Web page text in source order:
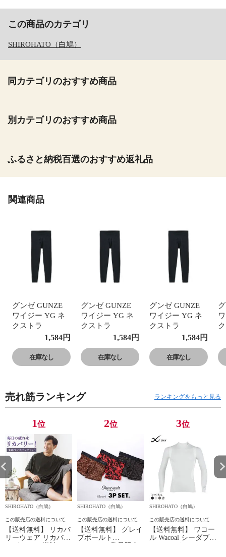
この商品のカテゴリ
SHIROHATO（白鳩）
同カテゴリのおすすめ商品
別カテゴリのおすすめ商品
ふるさと納税百選のおすすめ返礼品
関連商品
グンゼ GUNZE
ワイジー YG ネ
クストラ
イツ メンズ 発熱
綿 前開き 抗菌ブ
1,584円
在庫なし
グンゼ GUNZE
ワイジー YG ネ
クストラ
イツ メンズ 発熱
綿 前開き 抗菌ブ
1,584円
在庫なし
グンゼ GUNZE
ワイジー YG ネ
クストラ
イツ メンズ 発熱
綿 前開き 抗菌ブ
1,584円
在庫なし
売れ筋ランキング ランキングをもっと見る
1位
SHIROHATO（白鳩）
この販売店の送料について
【送料無料】 リカバ
リーウェア リカバリ
ーパジャマ 半袖 メ
2位
SHIROHATO（白鳩）
この販売店の送料について
【送料無料】 グレイ
ブボールト
Gravevault 数量限定
3位
SHIROHATO（白鳩）
この販売店の送料について
【送料無料】 ワコー
ル Wacoal シーダブリ